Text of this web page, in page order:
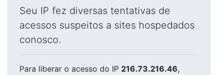
Seu IP fez diversas tentativas de
acessos suspeitos a sites hospedados
conosco.
Para liberar o acesso do IP 216.73.216.46,